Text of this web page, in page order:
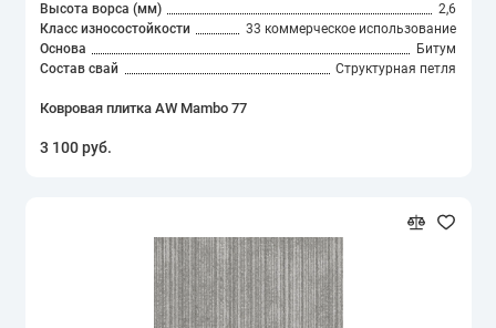
Высота ворса (мм)
2,6
Класс износостойкости
33 коммерческое использование
Основа
Битум
Состав свай
Структурная петля
Ковровая плитка AW Mambo 77
3 100 руб.